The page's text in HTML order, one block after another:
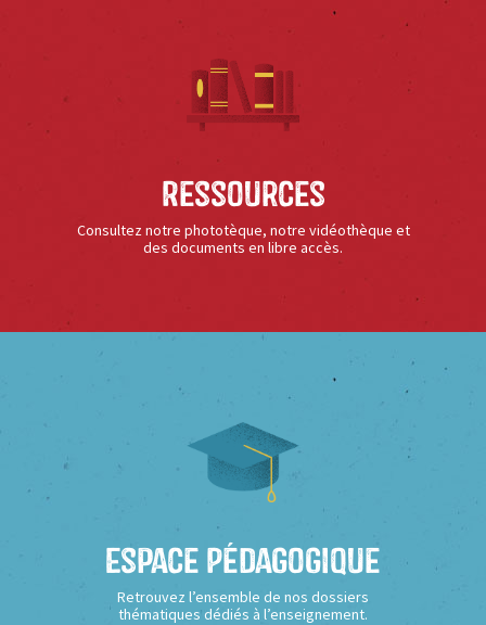
Ressources
Consultez notre phototèque, notre vidéothèque et
des documents en libre accès.
Espace Pédagogique
Retrouvez l’ensemble de nos dossiers
thématiques dédiés à l’enseignement.